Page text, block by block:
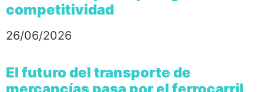
competitividad
26/06/2026
El futuro del transporte de